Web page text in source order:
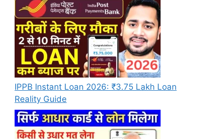
IPPB Instant Loan 2026: ₹3.75 Lakh Loan
Reality Guide